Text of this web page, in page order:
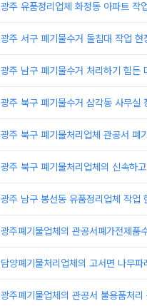
광주 유품정리업체 화정동 아파트 작
광주 서구 폐기물수거 돌침대 작업 현
광주 남구 폐기물수거 처리하기 힘든
광주 북구 폐기물수거 삼각동 사무실
광주 북구 폐기물처리업체 관공서 폐
광주 북구 폐기물처리업체의 신속하
광주 남구 봉선동 유품정리업체 작업
광주폐기물업체의 관공서폐가전제품
담양폐기물처리업체의 고서면 나무파
광주폐기물업체의 관공서 불용품처